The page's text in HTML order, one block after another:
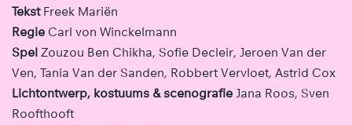
TekstFreek Mariën
Regie Carl von Winckelmann
Spel Zouzou Ben Chikha, Sofie Decleir, Jeroen Van der
Ven, Tania Van der Sanden, Robbert Vervloet, Astrid Cox
Lichtontwerp, kostuums & scenografie Jana Roos, Sven
Roofthooft